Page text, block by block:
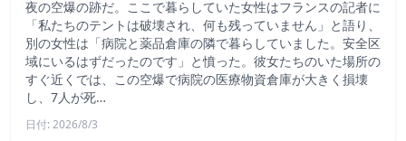
夜の空爆の跡だ。ここで暮らしていた女性はフランスの記者に
「私たちのテントは破壊され、何も残っていません」と語り、
別の女性は「病院と薬品倉庫の隣で暮らしていました。安全区
域にいるはずだったのです」と憤った。彼女たちのいた場所の
すぐ近くでは、この空爆で病院の医療物資倉庫が大きく損壊
し、7人が死…
日付: 2026/8/3